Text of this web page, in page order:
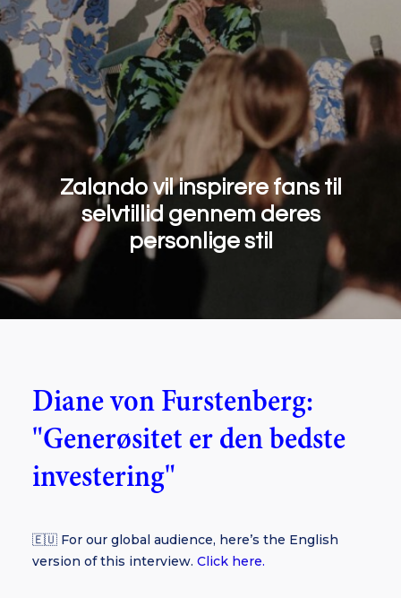
SUBSCRIBE
Zalando vil inspirere fans til
selvtillid gennem deres
personlige stil
Diane von Furstenberg:
"Generøsitet er den bedste
investering"
🇪🇺 For our global audience, here’s the English
version of this interview. Click here.